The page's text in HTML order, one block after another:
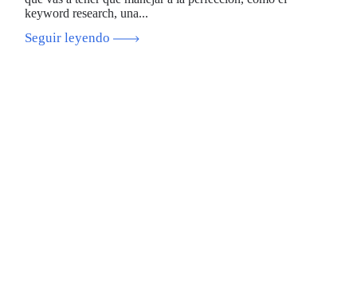
keyword research, una...
Seguir leyendo